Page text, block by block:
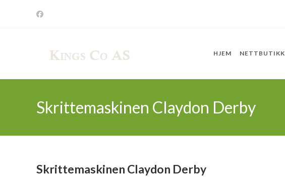
HJEM NETTBUTIKK
Skrittemaskinen Claydon Derby
Skrittemaskinen Claydon Derby